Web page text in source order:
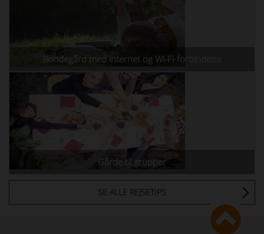
Bondegård med internet og Wi-Fi-forbindelse
Gårde til grupper
SE ALLE REJSETIPS